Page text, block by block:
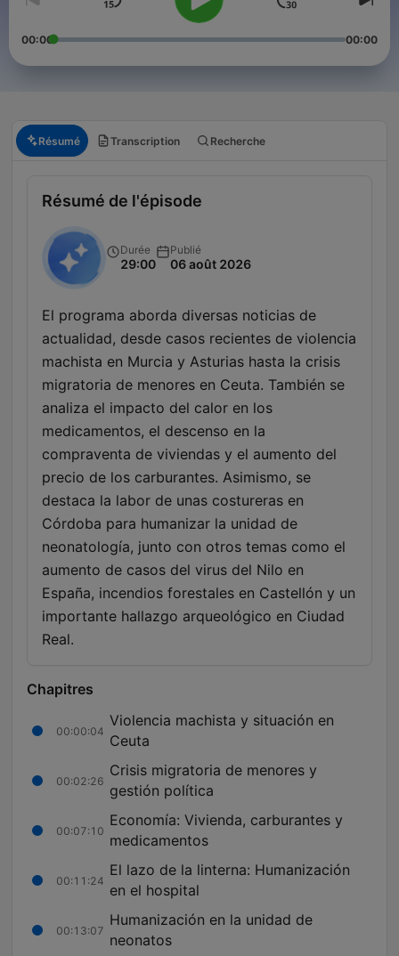
00:00 00:00
Résumé Transcription Recherche
Résumé de l'épisode
Durée
29:00
Publié
06 août 2026
El programa aborda diversas noticias de
actualidad, desde casos recientes de violencia
machista en Murcia y Asturias hasta la crisis
migratoria de menores en Ceuta. También se
analiza el impacto del calor en los
medicamentos, el descenso en la
compraventa de viviendas y el aumento del
precio de los carburantes. Asimismo, se
destaca la labor de unas costureras en
Córdoba para humanizar la unidad de
neonatología, junto con otros temas como el
aumento de casos del virus del Nilo en
España, incendios forestales en Castellón y un
importante hallazgo arqueológico en Ciudad
Real.
Chapitres
00:00:04
Violencia machista y situación en
Ceuta
00:02:26
Crisis migratoria de menores y
gestión política
00:07:10
Economía: Vivienda, carburantes y
medicamentos
00:11:24
El lazo de la linterna: Humanización
en el hospital
00:13:07
Humanización en la unidad de
neonatos